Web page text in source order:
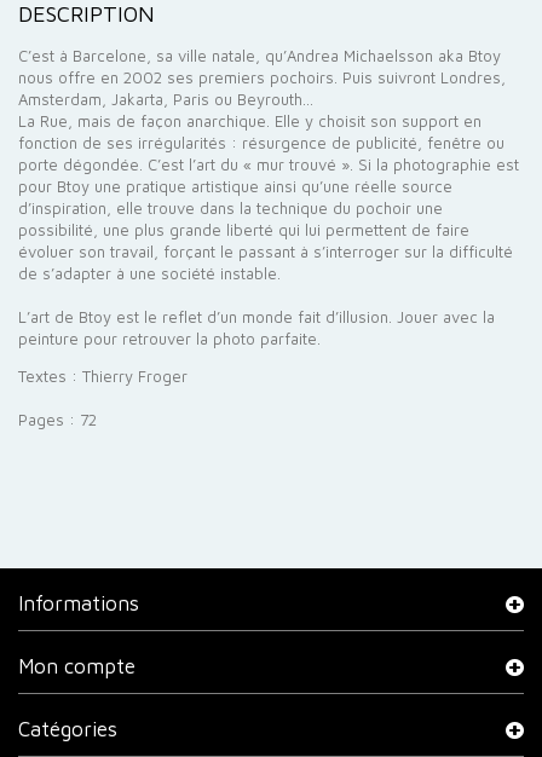
DESCRIPTION
C’est à Barcelone, sa ville natale, qu’Andrea Michaelsson aka Btoy
nous offre en 2002 ses premiers pochoirs. Puis suivront Londres,
Amsterdam, Jakarta, Paris ou Beyrouth…
La Rue, mais de façon anarchique. Elle y choisit son support en
fonction de ses irrégularités : résurgence de publicité, fenêtre ou
porte dégondée. C’est l’art du « mur trouvé ». Si la photographie est
pour Btoy une pratique artistique ainsi qu’une réelle source
d’inspiration, elle trouve dans la technique du pochoir une
possibilité, une plus grande liberté qui lui permettent de faire
évoluer son travail, forçant le passant à s’interroger sur la difficulté
de s’adapter à une société instable.
L’art de Btoy est le reflet d’un monde fait d’illusion. Jouer avec la
peinture pour retrouver la photo parfaite.
Textes : Thierry Froger
Pages : 72
Informations
Mon compte
Catégories